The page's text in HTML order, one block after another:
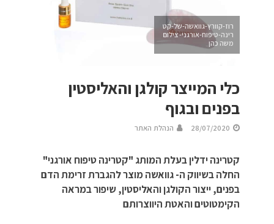
רוז-קוורץ-גוואשה-של-קט
רינה-טיפוח-אורגני- צילום
משה כהן
כלי המייצר קולגן והאליסטין
בפנים ובגוף
28/07/2020 הנהלת האתר
קטרינה ידלין בעלת המותג "קטרינה טיפוח אורגני"
החלה בשיווק ה- גוואשה מוצר להגברת זרימת הדם
בפנים, ייצור הקולגן והאליסטין, שיפור במראה
הקימטוטים והאטת היווצרותם